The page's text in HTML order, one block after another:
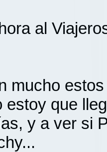
al
mucho
estoy que
y a ver si